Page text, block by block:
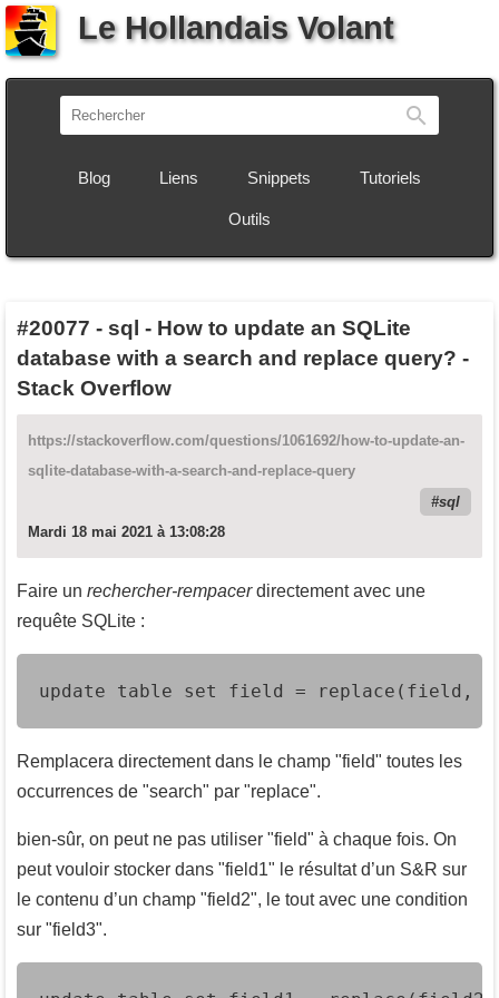
Le Hollandais Volant
Blog Liens Snippets Tutoriels
Outils
#20077 - sql - How to update an SQLite
database with a search and replace query? -
Stack Overflow
https://stackoverflow.com/questions/1061692/how-to-update-an-
sqlite-database-with-a-search-and-replace-query
sql
Mardi 18 mai 2021 à 13:08:28
Faire un rechercher-rempacerdirectement avec une
requête SQLite :
update table set field = replace(field,
Remplacera directement dans le champ "field" toutes les
occurrences de "search" par "replace".
bien-sûr, on peut ne pas utiliser "field" à chaque fois. On
peut vouloir stocker dans "field1" le résultat d’un S&R sur
le contenu d’un champ "field2", le tout avec une condition
sur "field3".